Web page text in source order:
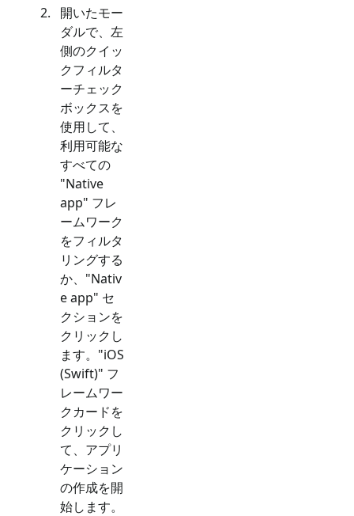
開いたモー
ダルで、左
側のクイッ
クフィルタ
ーチェック
ボックスを
使用して、
利用可能な
すべての
"Native
app" フレ
ームワーク
をフィルタ
リングする
か、"Nativ
e app" セ
クションを
クリックし
ます。"iOS
(Swift)" フ
レームワー
クカードを
クリックし
て、アプリ
ケーション
の作成を開
始します。